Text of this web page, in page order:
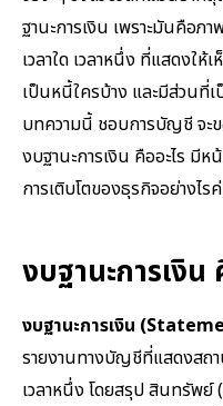
ฐานะการเงิน เพราะมันคือภ
เวลาใด เวลาหนึ่ง ที่แสดงให้
เป็นหนี้ใครบ้าง และมีส่วนที่เ
บทความนี้ ชอบการบัญชี จะข
งบฐานะการเงิน คืออะไร มี
การเติบโตของธุรกิจอย่างไรค่
งบฐานะการเงิน
งบฐานะการเงิน
รายงานทางบัญชีที่แสดงสถา
เวลาหนึ่ง โดยสรุป สินทรัพ